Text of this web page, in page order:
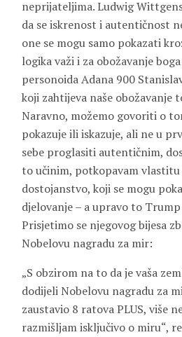
neprijateljima. Ludwig
da se iskrenost i autentičnost
one se mogu samo pokazati
logika važi i za obožavanje
personoida Adana 900
koji zahtijeva naše obožavanje
Naravno, možemo govoriti o
pokazuje ili iskazuje, ali ne u
sebe proglasiti autentičnim,
to učinim, potkopavam
dostojanstvo, koji se mogu
djelovanje – a upravo to
Prisjetimo se njegovog bijesa
Nobelovu nagradu za mir:
„S obzirom na to da je vaša
dodijeli Nobelovu nagradu za
zaustavio 8 ratova PLUS, više
razmišljam isključivo o miru“,